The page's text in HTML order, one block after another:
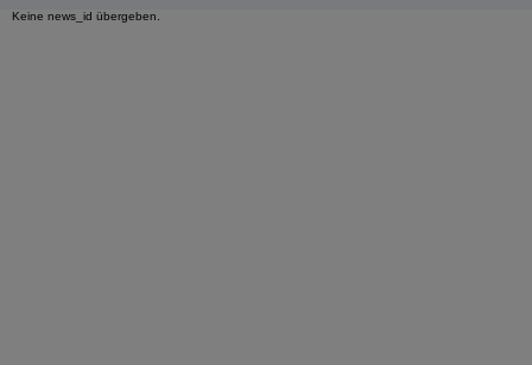
Keine news_id übergeben.